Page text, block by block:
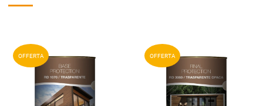
OFFERTA
Aggiungi ai preferiti
compara prodotti
Vista anteprima
OFFERTA